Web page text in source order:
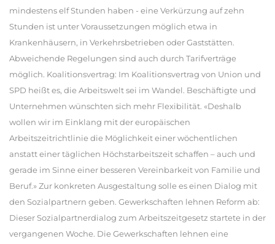
mindestens elf Stunden haben - eine Verkürzung auf zehn
Stunden ist unter Voraussetzungen möglich etwa in
Krankenhäusern, in Verkehrsbetrieben oder Gaststätten.
Abweichende Regelungen sind auch durch Tarifverträge
möglich. Koalitionsvertrag: Im Koalitionsvertrag von Union und
SPD heißt es, die Arbeitswelt sei im Wandel. Beschäftigte und
Unternehmen wünschten sich mehr Flexibilität. «Deshalb
wollen wir im Einklang mit der europäischen
Arbeitszeitrichtlinie die Möglichkeit einer wöchentlichen
anstatt einer täglichen Höchstarbeitszeit schaffen – auch und
gerade im Sinne einer besseren Vereinbarkeit von Familie und
Beruf.» Zur konkreten Ausgestaltung solle es einen Dialog mit
den Sozialpartnern geben. Gewerkschaften lehnen Reform ab:
Dieser Sozialpartnerdialog zum Arbeitszeitgesetz startete in der
vergangenen Woche. Die Gewerkschaften lehnen eine